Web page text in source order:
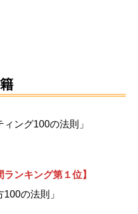
ィング100の法則」
ンキング第１位】
の法則」